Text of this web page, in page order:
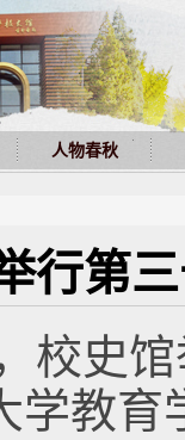
人物春秋
行第
校史
学教育